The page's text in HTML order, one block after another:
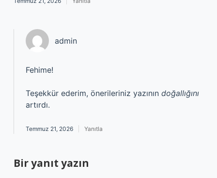
admin
Fehime!
Teşekkür ederim, önerileriniz yazının doğallığını
artırdı.
Temmuz 21, 2026 Yanıtla
Bir yanıt yazın